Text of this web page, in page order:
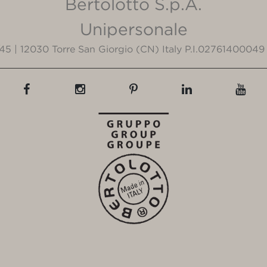
Bertolotto S.p.A.
Unipersonale
| 12030 Torre San Giorgio (CN) Italy